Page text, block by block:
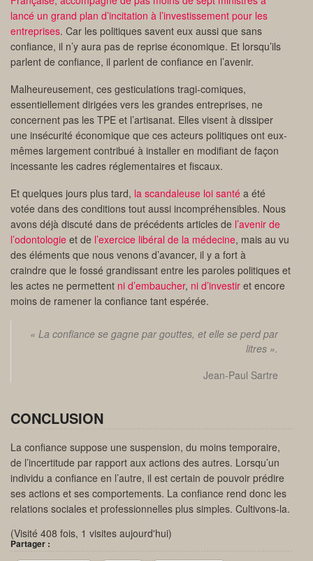
lancé un grand plan d’incitation à l’investissement pour les
entreprises. Car les politiques savent eux aussi que sans
confiance, il n’y aura pas de reprise économique. Et lorsqu’ils
parlent de confiance, il parlent de confiance en l’avenir.
Malheureusement, ces gesticulations tragi-comiques,
essentiellement dirigées vers les grandes entreprises, ne
concernent pas les TPE et l’artisanat. Elles visent à dissiper
une insécurité économique que ces acteurs politiques ont eux-
mêmes largement contribué à installer en modifiant de façon
incessante les cadres réglementaires et fiscaux.
Et quelques jours plus tard, la scandaleuse loi santé a été
votée dans des conditions tout aussi incompréhensibles. Nous
avons déjà discuté dans de précédents articles de l’avenir de
l’odontologie et de l’exercice libéral de la médecine, mais au vu
des éléments que nous venons d’avancer, il y a fort à
craindre que le fossé grandissant entre les paroles politiques et
les actes ne permettent ni d’embaucher, ni d’investir et encore
moins de ramener la confiance tant espérée.
« La confiance se gagne par gouttes, et elle se perd par
litres ».
Jean-Paul Sartre
CONCLUSION
La confiance suppose une suspension, du moins temporaire,
de l’incertitude par rapport aux actions des autres. Lorsqu’un
individu a confiance en l’autre, il est certain de pouvoir prédire
ses actions et ses comportements. La confiance rend donc les
relations sociales et professionnelles plus simples. Cultivons-la.
(Visité 408 fois, 1 visites aujourd'hui)
Partager :